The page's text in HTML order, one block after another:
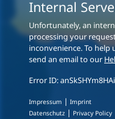
Internal
Unfortunately, an
processing your
inconvenience. To help
send an email to our
Error ID:
Impressum | Imprint
Datenschutz | Privacy Policy